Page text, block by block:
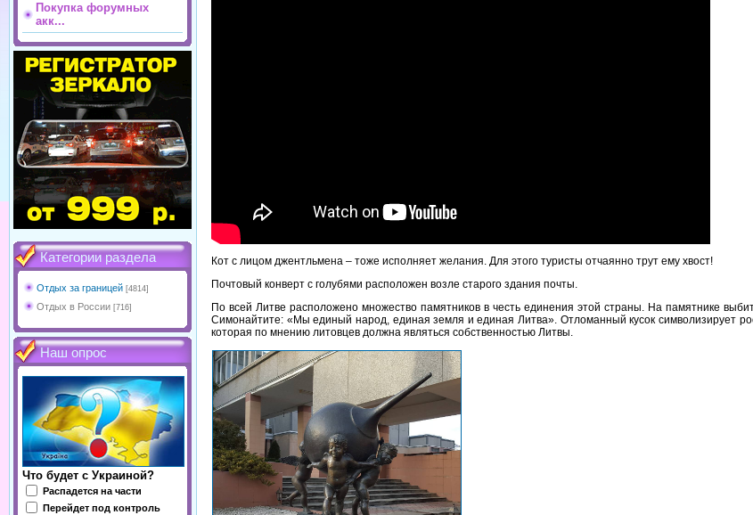
Покупка форумных
акк...
Категории раздела
Отдых за границей [4814]
Отдых в России [716]
Наш опрос
Что будет с Украиной?
Распадется на части
Перейдет под контроль
Кот с лицом джентльмена – тоже исполняет желания. Для этого туристы отчаянно трут ему хвост!
Почтовый конверт с голубями расположен возле старого здания почты.
По всей Литве расположено множество памятников в честь единения этой страны. На памятнике
Симонайтите: «Мы единый народ, единая земля и единая Литва». Отломанный кусок символизирует
которая по мнению литовцев должна являться собственностью Литвы.